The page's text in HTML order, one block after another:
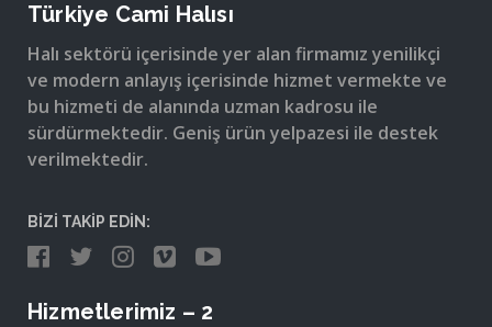
Türkiye Cami Halısı
Halı sektörü içerisinde yer alan firmamız yenilikçi
ve modern anlayış içerisinde hizmet vermekte ve
bu hizmeti de alanında uzman kadrosu ile
sürdürmektedir. Geniş ürün yelpazesi ile destek
verilmektedir.
BİZİ TAKİP EDİN:
Hizmetlerimiz – 2